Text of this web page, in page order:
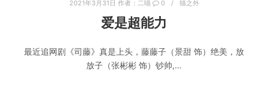
2021年3月31日 作者： 二喵 0 猫之外
爱是超能力
最近追网剧《司藤》真是上头，藤藤子（景甜 饰）绝美，放
放子（张彬彬 饰）钞帅,…